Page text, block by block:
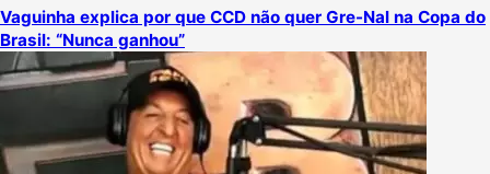
Vaguinha explica por que CCD não quer Gre-Nal na Copa do
Brasil: “Nunca ganhou”